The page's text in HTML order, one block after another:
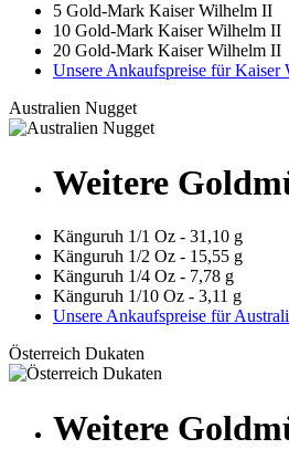
5 Gold-Mark Kaiser Wilhelm II
10 Gold-Mark Kaiser Wilhelm II
20 Gold-Mark Kaiser Wilhelm II
Unsere Ankaufspreise für
Australien Nugget
Weitere
Känguruh 1/1 Oz - 31,10 g
Känguruh 1/2 Oz - 15,55 g
Känguruh 1/4 Oz - 7,78 g
Känguruh 1/10 Oz - 3,11 g
Unsere Ankaufspreise für
Österreich Dukaten
Weitere